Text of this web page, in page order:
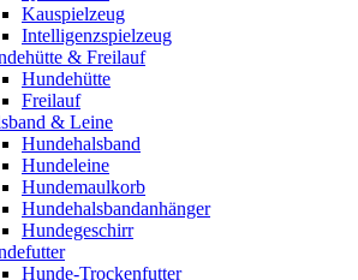
Kauspielzeug
Intelligenzspielzeug
& Freilauf
Hundehütte
Freilauf
& Leine
Hundehalsband
Hundeleine
Hundemaulkorb
Hundehalsbandanhänger
Hundegeschirr
Hunde-Trockenfutter